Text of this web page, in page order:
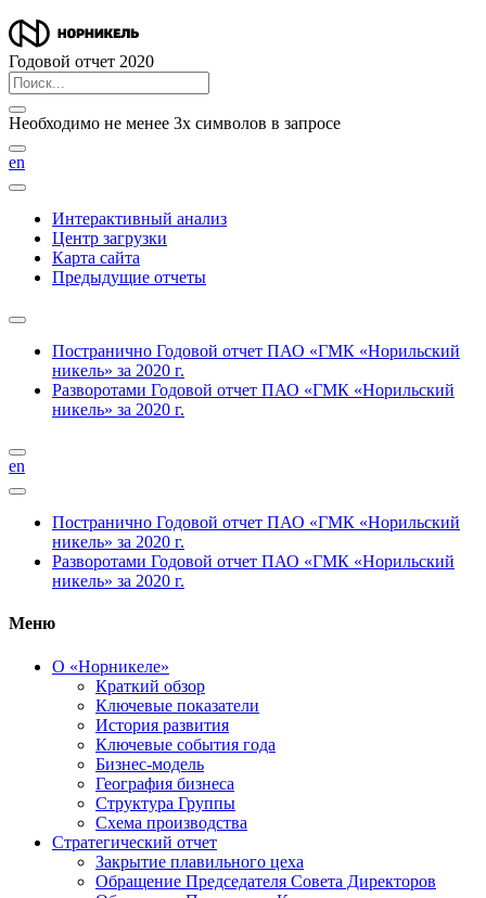
Годовой отчет 2020
Необходимо не менее 3х символов в запросе
en
Интерактивный анализ
Центр загрузки
Карта сайта
Предыдущие отчеты
Постранично Годовой отчет ПАО «ГМК «Норильский
никель» за 2020 г.
Разворотами Годовой отчет ПАО «ГМК «Норильский
никель» за 2020 г.
en
Постранично Годовой отчет ПАО «ГМК «Норильский
никель» за 2020 г.
Разворотами Годовой отчет ПАО «ГМК «Норильский
никель» за 2020 г.
Меню
О «Норникеле»
Краткий обзор
Ключевые показатели
История развития
Ключевые события года
Бизнес-модель
География бизнеса
Структура Группы
Схема производства
Стратегический отчет
Закрытие плавильного цеха
Обращение Председателя Совета Директоров